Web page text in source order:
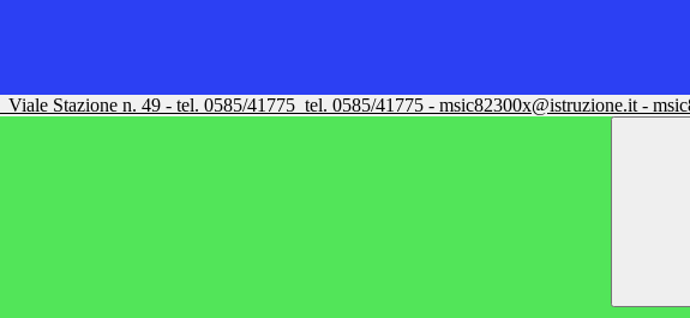
Viale Stazione n. 49 - tel. 0585/41775 tel. 0585/41775 - msic82300x@istruzione.it -